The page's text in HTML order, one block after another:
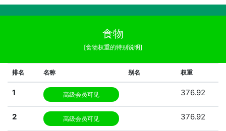
食物
[食物权重的特别说明]
排名 名称 别名 权重
1 高级会员可见 376.92
2 高级会员可见 376.92